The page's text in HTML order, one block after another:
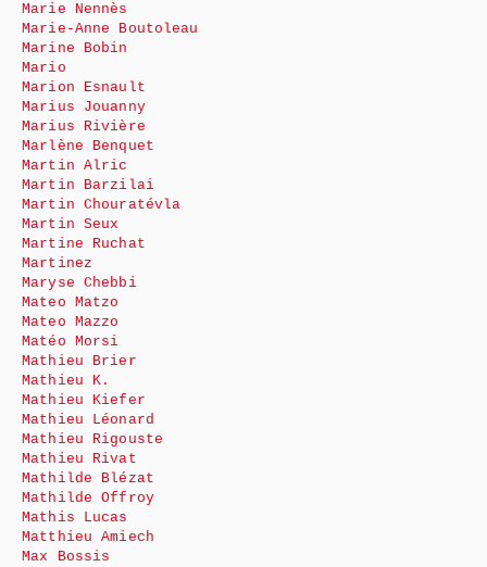
Marie Nennès
Marie-Anne Boutoleau
Marine Bobin
Mario
Marion Esnault
Marius Jouanny
Marius Rivière
Marlène Benquet
Martin Alric
Martin Barzilai
Martin Chouratévla
Martin Seux
Martine Ruchat
Martinez
Maryse Chebbi
Mateo Matzo
Mateo Mazzo
Matéo Morsi
Mathieu Brier
Mathieu K.
Mathieu Kiefer
Mathieu Léonard
Mathieu Rigouste
Mathieu Rivat
Mathilde Blézat
Mathilde Offroy
Mathis Lucas
Matthieu Amiech
Max Bossis